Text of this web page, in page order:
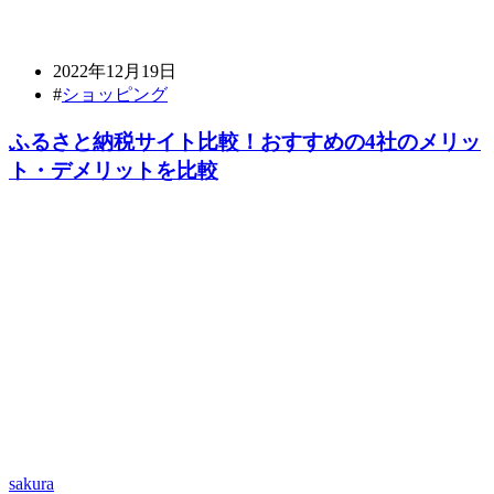
2022年12月19日
#ショッピング
ふるさと納税サイト比較！おすすめの4社のメリッ
ト・デメリットを比較
sakura